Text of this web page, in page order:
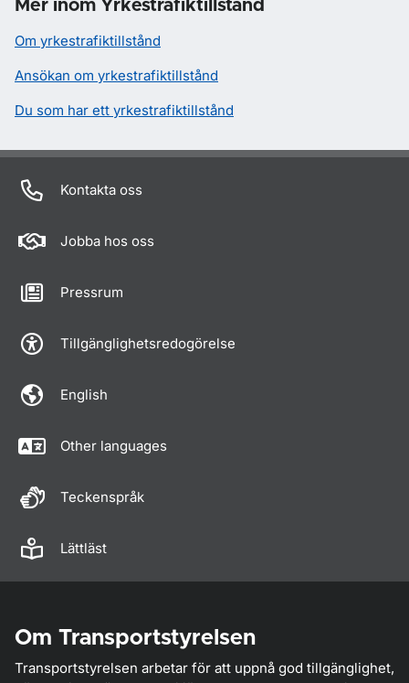
Mer inom Yrkestrafiktillstånd
Om yrkestrafiktillstånd
Ansökan om yrkestrafiktillstånd
Du som har ett yrkestrafiktillstånd
Kontakta oss
Jobba hos oss
Pressrum
Tillgänglighetsredogörelse
English
Other languages
Teckenspråk
Lättläst
Om Transportstyrelsen
Transportstyrelsen arbetar för att uppnå god tillgänglighet,